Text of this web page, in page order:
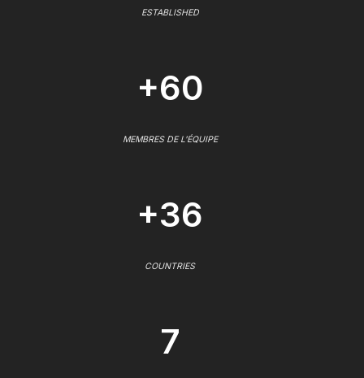
ESTABLISHED
+60
MEMBRES DE L'ÉQUIPE
+36
COUNTRIES
7